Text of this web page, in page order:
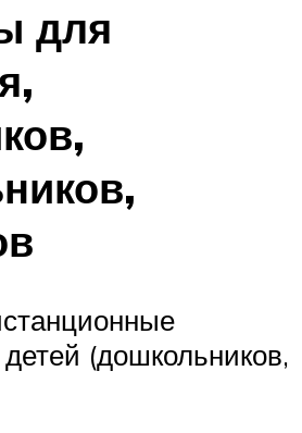
для
(дошкольников,